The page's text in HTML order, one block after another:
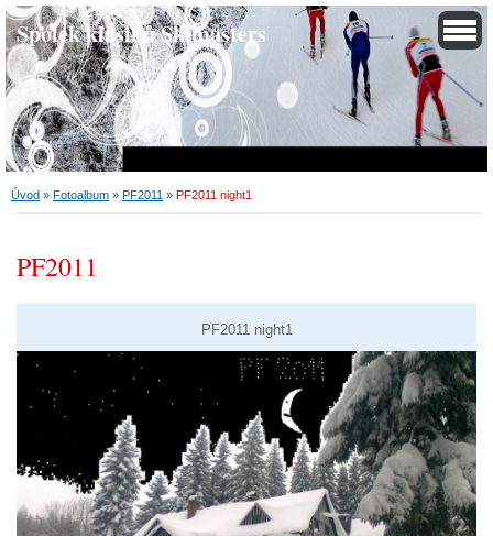
Spolek klasiků Skimasters
Úvod » Fotoalbum » PF2011 » PF2011 night1
PF2011
PF2011 night1